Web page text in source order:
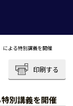
による特別講義を開催
印刷する
別講義を開催